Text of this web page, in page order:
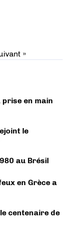
»
prise en main
le
au Brésil
en Grèce a
centenaire de